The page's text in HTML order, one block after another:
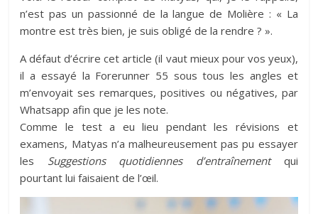
n’est pas un passionné de la langue de Molière : « La
montre est très bien, je suis obligé de la rendre ? ».
A défaut d’écrire cet article (il vaut mieux pour vos yeux),
il a essayé la Forerunner 55 sous tous les angles et
m’envoyait ses remarques, positives ou négatives, par
Whatsapp afin que je les note.
Comme le test a eu lieu pendant les révisions et
examens, Matyas n’a malheureusement pas pu essayer
les Suggestions quotidiennes d’entraînementqui
pourtant lui faisaient de l’œil.